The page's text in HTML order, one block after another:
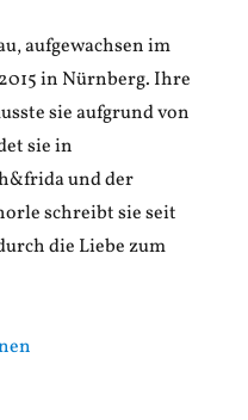
aufgewachsen im
in Nürnberg. Ihre
sie aufgrund von
sie in
und der
schreibt sie seit
die Liebe zum